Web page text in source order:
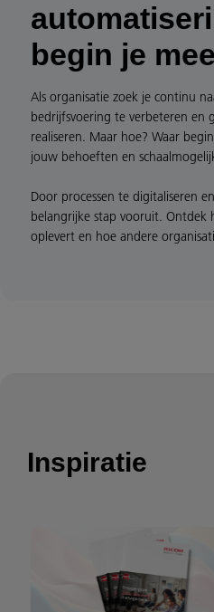
begin je
Als organisatie zoek je continu
bedrijfsvoering te verbeteren en
realiseren. Maar hoe? Waar
jouw behoeften en
Door processen te digitaliseren
belangrijke stap vooruit.
oplevert en hoe andere
Inspiratie